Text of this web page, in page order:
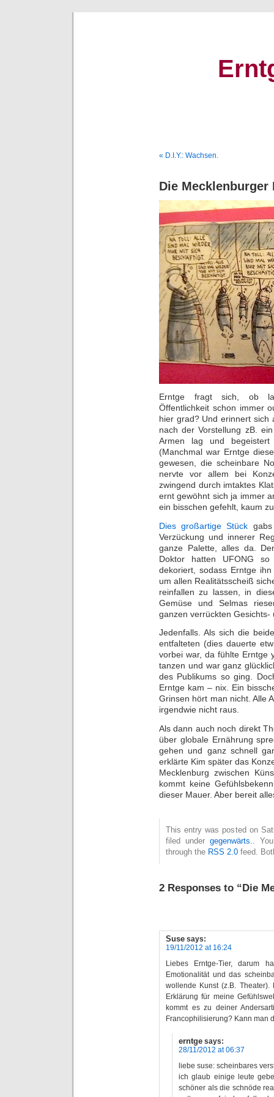
« D.I.Y.: Wachsen.
Die Mecklenburger
Erntge fragt sich, ob
Öffentlichkeit schon immer
hier grad? Und erinnert sich
nach der Vorstellung zB.
Armen lag und
(Manchmal war Erntge
gewesen, die scheinbare
nervte vor allem bei
zwingend durch imtaktes
ernt gewöhnt sich ja immer
ein bisschen gefehlt, kaum
Dies großartige Stück
Verzückung und innerer
ganze Palette, alles da.
Doktor hatten UFONG so
dekoriert, sodass Erntge
um allen Realitätsscheiß
reinfallen zu lassen, in
Gemüse und Selmas
ganzen verrückten Gesichts-
Jedenfalls. Als sich die
entfalteten (dies dauerte
vorbei war, da fühlte Erntge
tanzen und war ganz
des Publikums so ging.
Erntge kam – nix. Ein
Grinsen hört man nicht. Alle
irgendwie nicht raus.
Als dann auch noch direkt
über globale Ernährung
gehen und ganz schnell
erklärte Kim später das
Mecklenburg zwischen
kommt keine
dieser Mauer. Aber bereit
This entry was posted on
filed undergegenwärts.
.
through the RSS 2.0 feed.
2 Responses to “Die
Suse says:
19/11/2012 at 16:24
Liebes Erntge-Tier, darum
Emotionalität und das
wollende Kunst (z.B.
Erklärung für meine
kommt es zu deiner
Francophilisierung? Kann man
erntge says:
28/11/2012 at 06:37
liebe suse: scheinbares
ich glaub einige leute
schöner als die schnöde